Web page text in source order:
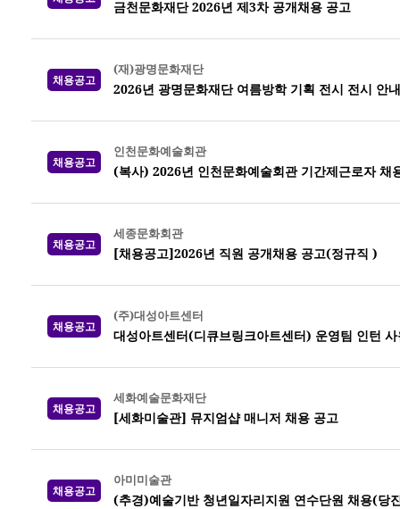
금천문화재단 2026년 제3차 공개채용 공고
채용공고
(재)광명문화재단
2026년 광명문화재단 여름방학 기획 전시 전시 안
채용공고
인천문화예술회관
(복사) 2026년 인천문화예술회관 기간제근로자 채
채용공고
세종문화회관
[채용공고]2026년 직원 공개채용 공고(정규직 )
채용공고
(주)대성아트센터
대성아트센터(디큐브링크아트센터) 운영팀 인턴
채용공고
세화예술문화재단
[세화미술관] 뮤지엄샵 매니저 채용 공고
채용공고
아미미술관
(추경)예술기반 청년일자리지원 연수단원 채용(당